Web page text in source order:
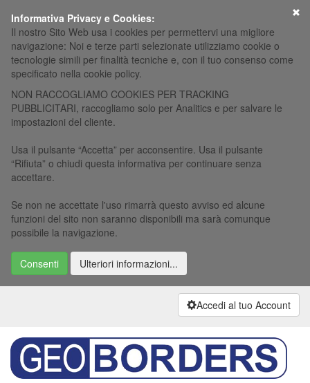
Informativa Privacy e Cookies:
Il nostro Sito Web usa i cookies per permettervi una migliore
navigazione: Noi e terze parti selezionate utilizziamo cookie o
tecnologie simili per finalità tecniche e, con il tuo consenso come
specificato nella cookie policy.
NON RACCOGLIAMO COOKIES PER TRACKING
PUBBLICITARI, raccogliamo solo per Analitics e per salvare le
impostazioni del cliente.
Usa il pulsante “Accetta” per acconsentire. Usa il pulsante
“Rifiuta” o chiudi questa informativa per continuare senza
accettare.
Se non ne accettate l'uso rimarrà questo avviso ed alcune
funzioni del sito non saranno disponibili ma sarà comunque
possibile la navigazione.
Consenti Ulteriori informazioni...
×
Accedi al tuo Account